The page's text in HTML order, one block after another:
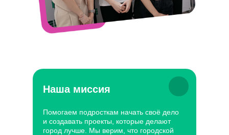
Наша миссия
Помогаем подросткам начать своё дело
и создавать проекты, которые делают
город лучше. Мы верим, что городской